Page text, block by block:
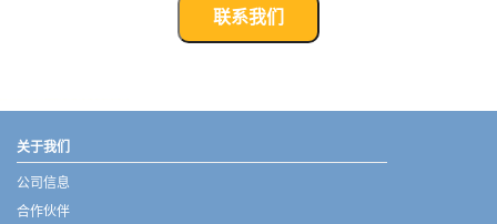
联系我们
关于我们
公司信息
合作伙伴